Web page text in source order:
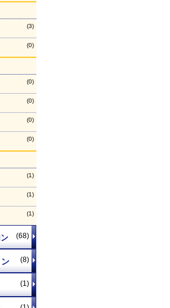
(3)
(0)
(0)
(0)
(0)
(0)
(1)
(1)
(1)
(68)
(8)
(1)